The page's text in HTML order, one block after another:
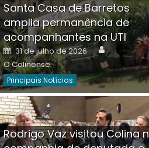
Boutique na Av.
invadida por
Santa Casa de Barretos
amplia permanência de
acompanhantes na UTI
Posted
on
31 de julho de 2026 Author
O Colinense
Principais Notícias
Rodrigo Vaz visitou Colina